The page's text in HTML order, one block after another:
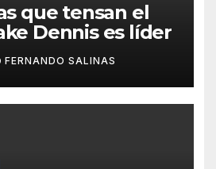
que tensan el
Dennis es líder
FERNANDO SALINAS